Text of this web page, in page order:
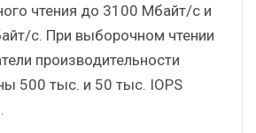
чтения до 3100 Мбайт/с и
с. При выборочном чтении
производительности
500 тыс. и 50 тыс. IOPS